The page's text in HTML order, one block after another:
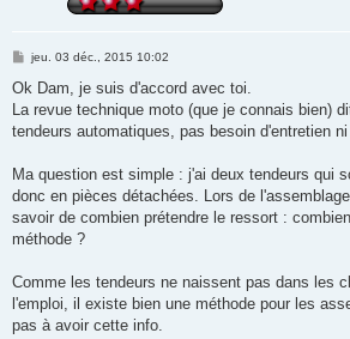
M
s
a
g
jeu. 03 déc., 2015 10:02
Ok Dam, je suis d'accord avec toi.
La revue technique moto (que je connais bien)
tendeurs automatiques, pas besoin d'entretien ni
Ma question est simple : j'ai deux tendeurs qui
donc en pièces détachées. Lors de
savoir de combien prétendre le ressort :
méthode ?
Comme les tendeurs ne naissent pas dans les
l'emploi, il existe bien une méthode pour les
pas à avoir cette info.